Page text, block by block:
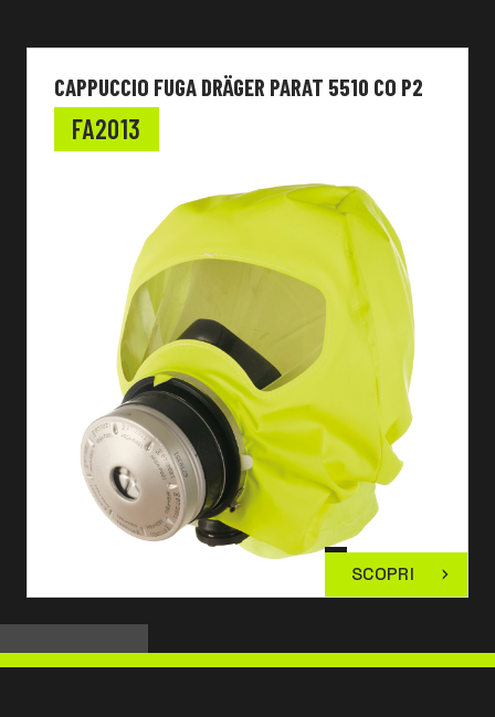
CAPPUCCIO FUGA DRÄGER PARAT 5510 CO P2
FA2013
SCOPRI